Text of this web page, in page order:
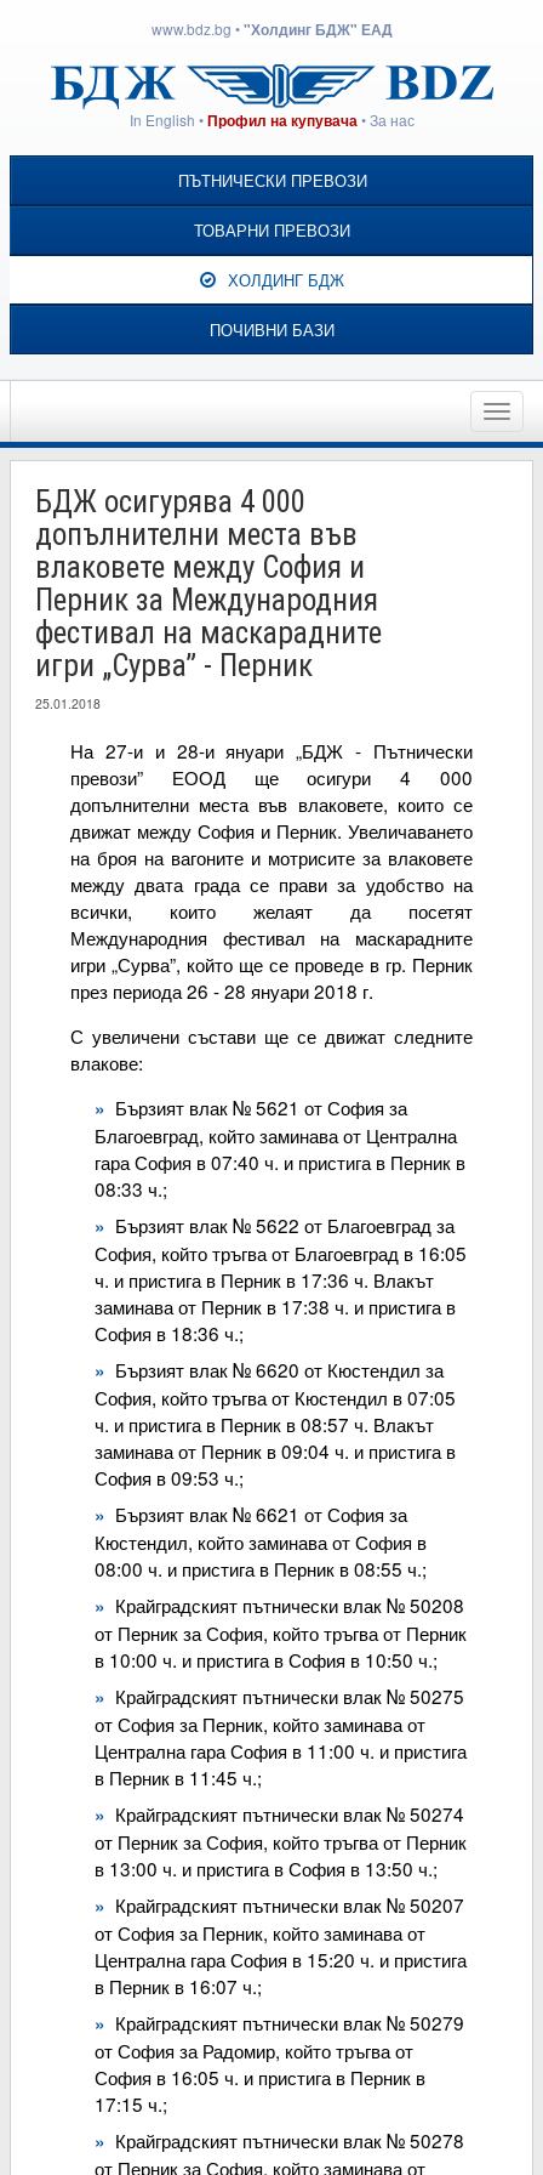
www.bdz.bg •"Холдинг БДЖ" ЕАД
In English •Профил на купувача •За нас
ПЪТНИЧЕСКИ ПРЕВОЗИ
ТОВАРНИ ПРЕВОЗИ
ХОЛДИНГ БДЖ
ПОЧИВНИ БАЗИ
Toggle
БДЖ осигурява 4 000
допълнителни места във
влаковете между София и
Перник за Международния
фестивал на маскарадните
игри „Сурва” - Перник
25.01.2018
На 27-и и 28-и януари „БДЖ - Пътнически
превози” ЕООД ще осигури 4 000
допълнителни места във влаковете, които се
движат между София и Перник. Увеличаването
на броя на вагоните и мотрисите за влаковете
между двата града се прави за удобство на
всички, които желаят да посетят
Международния фестивал на маскарадните
игри „Сурва”, който ще се проведе в гр. Перник
през периода 26 - 28 януари 2018 г.
С увеличени състави ще се движат следните
влакове:
Бързият влак № 5621 от София за
Благоевград, който заминава от Централна
гара София в 07:40 ч. и пристига в Перник в
08:33 ч.;
Бързият влак № 5622 от Благоевград за
София, който тръгва от Благоевград в 16:05
ч. и пристига в Перник в 17:36 ч. Влакът
заминава от Перник в 17:38 ч. и пристига в
София в 18:36 ч.;
Бързият влак № 6620 от Кюстендил за
София, който тръгва от Кюстендил в 07:05
ч. и пристига в Перник в 08:57 ч. Влакът
заминава от Перник в 09:04 ч. и пристига в
София в 09:53 ч.;
Бързият влак № 6621 от София за
Кюстендил, който заминава от София в
08:00 ч. и пристига в Перник в 08:55 ч.;
Крайградският пътнически влак № 50208
от Перник за София, който тръгва от Перник
в 10:00 ч. и пристига в София в 10:50 ч.;
Крайградският пътнически влак № 50275
от София за Перник, който заминава от
Централна гара София в 11:00 ч. и пристига
в Перник в 11:45 ч.;
Крайградският пътнически влак № 50274
от Перник за София, който тръгва от Перник
в 13:00 ч. и пристига в София в 13:50 ч.;
Крайградският пътнически влак № 50207
от София за Перник, който заминава от
Централна гара София в 15:20 ч. и пристига
в Перник в 16:07 ч.;
Крайградският пътнически влак № 50279
от София за Радомир, който тръгва от
София в 16:05 ч. и пристига в Перник в
17:15 ч.;
Крайградският пътнически влак № 50278
от Перник за София, който заминава от